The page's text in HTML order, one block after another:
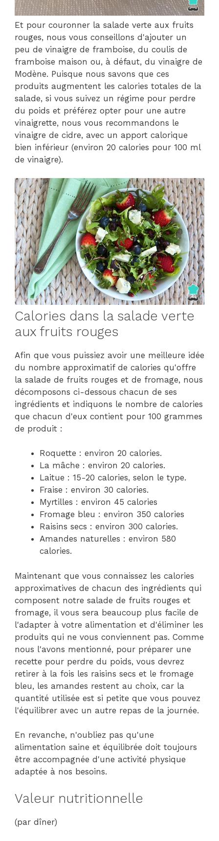
Et pour couronner la salade verte aux fruits
rouges, nous vous conseillons d'ajouter un
peu de vinaigre de framboise, du coulis de
framboise maison ou, à défaut, du vinaigre de
Modène. Puisque nous savons que ces
produits augmentent les calories totales de la
salade, si vous suivez un régime pour perdre
du poids et préférez opter pour une autre
vinaigrette, nous vous recommandons le
vinaigre de cidre, avec un apport calorique
bien inférieur (environ 20 calories pour 100 ml
de vinaigre).
Calories dans la salade verte
aux fruits rouges
Afin que vous puissiez avoir une meilleure idée
du nombre approximatif de calories qu'offre
la salade de fruits rouges et de fromage, nous
décomposons ci-dessous chacun de ses
ingrédients et indiquons le nombre de calories
que chacun d'eux contient pour 100 grammes
de produit :
Roquette : environ 20 calories.
La mâche : environ 20 calories.
Laitue : 15-20 calories, selon le type.
Fraise : environ 30 calories.
Myrtilles : environ 45 calories
Fromage bleu : environ 350 calories
Raisins secs : environ 300 calories.
Amandes naturelles : environ 580
calories.
Maintenant que vous connaissez les calories
approximatives de chacun des ingrédients qui
composent notre salade de fruits rouges et
fromage, il vous sera beaucoup plus facile de
l'adapter à votre alimentation et d'éliminer les
produits qui ne vous conviennent pas. Comme
nous l'avons mentionné, pour préparer une
recette pour perdre du poids, vous devrez
retirer à la fois les raisins secs et le fromage
bleu, les amandes restent au choix, car la
quantité utilisée est si petite que vous pouvez
l'équilibrer avec un autre repas de la journée.
En revanche, n'oubliez pas qu'une
alimentation saine et équilibrée doit toujours
être accompagnée d'une activité physique
adaptée à nos besoins.
Valeur nutritionnelle
(par dîner)